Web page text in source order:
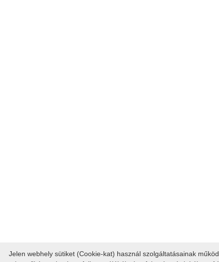
Jelen webhely sütiket (Cookie-kat) használ szolgáltatásainak